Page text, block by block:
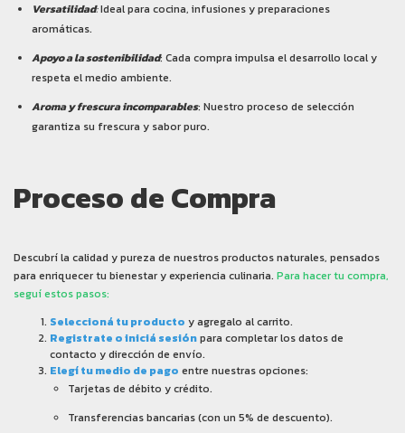
Versatilidad:Ideal para cocina, infusiones y preparaciones
aromáticas.
Apoyo a la sostenibilidad: Cada compra impulsa el desarrollo local y
respeta el medio ambiente.
Aroma y frescura incomparables: Nuestro proceso de selección
garantiza su frescura y sabor puro.
Proceso de Compra
Descubrí la calidad y pureza de nuestros productos naturales, pensados
para enriquecer tu bienestar y experiencia culinaria. Para hacer tu compra,
seguí estos pasos:
Seleccioná tu producto y agregalo al carrito.
Registrate o iniciá sesiónpara completar los datos de
contacto y dirección de envío.
Elegí tu medio de pago entre nuestras opciones:
Tarjetas de débito y crédito.
Transferencias bancarias (con un 5% de descuento).